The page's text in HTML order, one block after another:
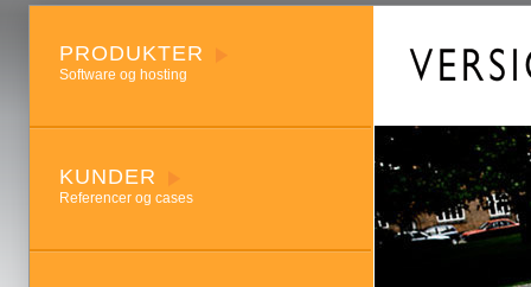
PRODUKTER
Software og hosting
KUNDER
Referencer og cases